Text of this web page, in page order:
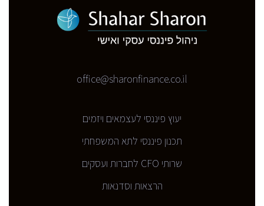
office@sharonfinance.co.il
יעוץ פיננסי לעצמאים ויזמים
תכנון פיננסי לתא המשפחתי
שרותי CFO לחברות ועסקים
הרצאות וסדנאות